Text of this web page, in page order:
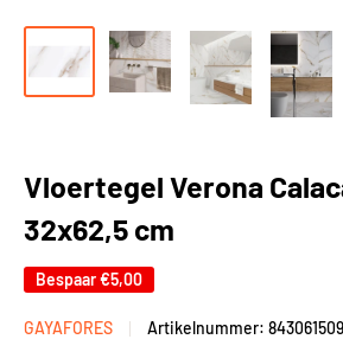
Vloertegel Verona
32x62,5 cm
Bespaar€5,00
GAYAFORES Artikelnummer: